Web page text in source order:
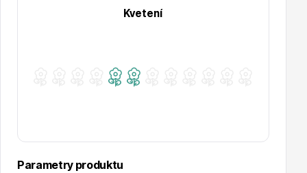
Azalky a rododendrony
Kvetení
Parametry produktu